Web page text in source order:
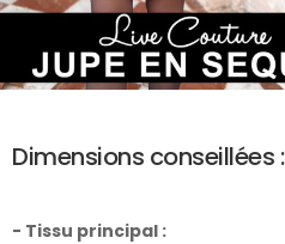
Dimensions conseillées :
- Tissu principal :